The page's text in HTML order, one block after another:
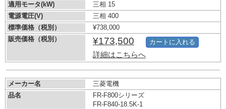
適用モータ(kW)
三相 15
電源電圧(V)
三相 400
標準価格（税別）
¥738,000
販売価格（税別）
¥173,500
詳細はこちらへ
カートに入れる
メーカー名
三菱電機
品名
FR-F800シリーズ
FR-F840-18.5K-1